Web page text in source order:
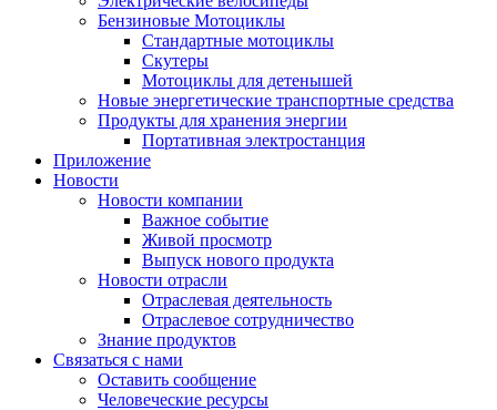
Бензиновые Мотоциклы
Стандартные мотоциклы
Скутеры
Мотоциклы для детенышей
Новые энергетические транспортные средства
Продукты для хранения энергии
Портативная электростанция
Приложение
Новости
Новости компании
Важное событие
Живой просмотр
Выпуск нового продукта
Новости отрасли
Отраслевая деятельность
Отраслевое сотрудничество
Знание продуктов
Связаться с нами
Оставить сообщение
Человеческие ресурсы